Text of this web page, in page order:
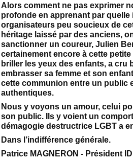
Alors comment ne pas exprimer
profonde en apprenant par
organisateurs peu soucieux de
héritage laissé par des anciens,
sanctionner un coureur, Julien
certainement encore à cette
briller les yeux des enfants, a cru
embrasser sa femme et son
cette communion entre un public
authentiques.
Nous y voyons un amour, celui
son public. Ils y voient un
démagogie destructrice LGBT a
Dans l’indifférence générale.
Patrice MAGNERON - Président